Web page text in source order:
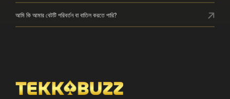
আমি কি আমার বেটটি পরিবর্তন বা বাতিল করতে পারি?